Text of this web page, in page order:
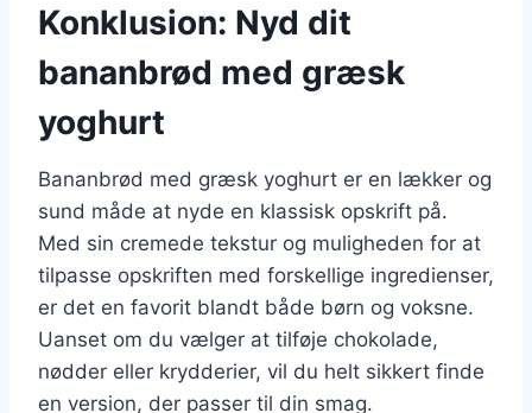
Konklusion: Nyd dit
bananbrød med græsk
yoghurt
Bananbrød med græsk yoghurt er en lækker og
sund måde at nyde en klassisk opskrift på.
Med sin cremede tekstur og muligheden for at
tilpasse opskriften med forskellige ingredienser,
er det en favorit blandt både børn og voksne.
Uanset om du vælger at tilføje chokolade,
nødder eller krydderier, vil du helt sikkert finde
en version, der passer til din smag.